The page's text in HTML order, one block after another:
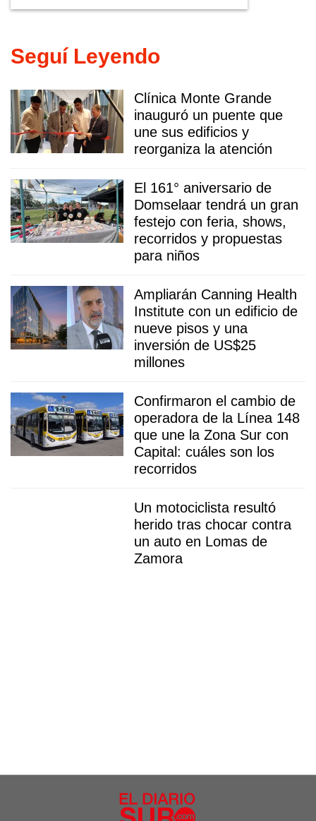
Seguí Leyendo
Clínica Monte Grande
inauguró un puente que
une sus edificios y
reorganiza la atención
El 161° aniversario de
Domselaar tendrá un gran
festejo con feria, shows,
recorridos y propuestas
para niños
Ampliarán Canning Health
Institute con un edificio de
nueve pisos y una
inversión de US$25
millones
Confirmaron el cambio de
operadora de la Línea 148
que une la Zona Sur con
Capital: cuáles son los
recorridos
Un motociclista resultó
herido tras chocar contra
un auto en Lomas de
Zamora